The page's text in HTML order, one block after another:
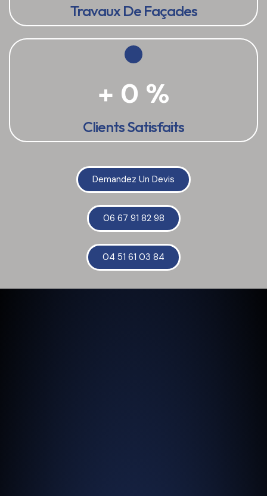
Travaux De Façades
+ 0 %
Clients Satisfaits
Demandez Un Devis
06 67 91 82 98
04 51 61 03 84